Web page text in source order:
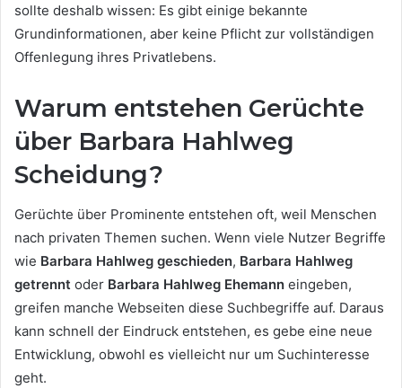
sollte deshalb wissen: Es gibt einige bekannte
Grundinformationen, aber keine Pflicht zur vollständigen
Offenlegung ihres Privatlebens.
Warum entstehen Gerüchte
über Barbara Hahlweg
Scheidung?
Gerüchte über Prominente entstehen oft, weil Menschen
nach privaten Themen suchen. Wenn viele Nutzer Begriffe
wie Barbara Hahlweg geschieden, Barbara Hahlweg
getrennt oder Barbara Hahlweg Ehemann eingeben,
greifen manche Webseiten diese Suchbegriffe auf. Daraus
kann schnell der Eindruck entstehen, es gebe eine neue
Entwicklung, obwohl es vielleicht nur um Suchinteresse
geht.